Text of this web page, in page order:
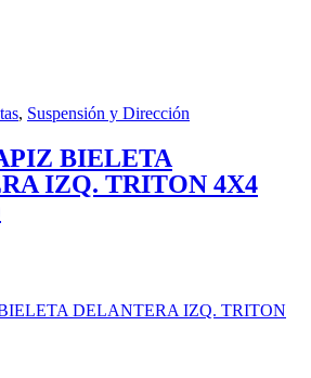
, Suspensión y Dirección
BIELETA
IZQ. TRITON 4X4
DELANTERA IZQ. TRITON